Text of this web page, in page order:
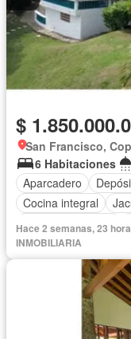
$
San Francisco,
6 Habitaciones
Aparcadero
Cocina integral
Cuarto de servicio
Hace 2 semanas, 23
INMOBILIARIA